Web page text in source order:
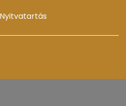
Nyitvatartás